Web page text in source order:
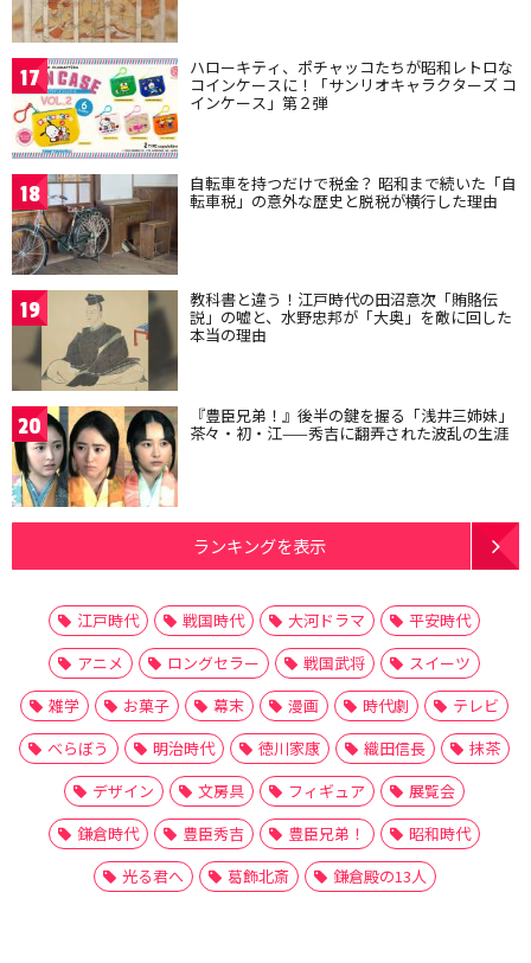
17 ハローキティ、ポチャッコたちが昭和レトロな
コインケースに！「サンリオキャラクターズ コ
インケース」第２弾
18 自転車を持つだけで税金？ 昭和まで続いた「自
転車税」の意外な歴史と脱税が横行した理由
19 教科書と違う！江戸時代の田沼意次「賄賂伝
説」の嘘と、水野忠邦が「大奥」を敵に回した
本当の理由
20 『豊臣兄弟！』後半の鍵を握る「浅井三姉妹」
茶々・初・江——秀吉に翻弄された波乱の生涯
ランキングを表示
江戸時代 戦国時代 大河ドラマ
平安時代
アニメ
ロングセラー 戦国武将
スイーツ
雑学
お菓子 幕末 漫画 時代劇
テレビ
べらぼう
明治時代 徳川家康 織田信長
抹茶
デザイン
文房具 フィギュア
展覧会
鎌倉時代
豊臣秀吉 豊臣兄弟！
昭和時代
光る君へ
葛飾北斎 鎌倉殿の13人